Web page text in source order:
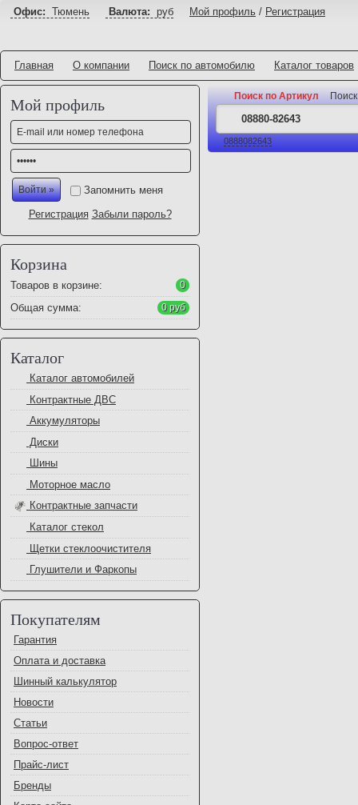
Офис: Тюмень Валюта: руб Мой профиль / Регистрация
Главная О компании Поиск по автомобилю Каталог товаров
Мой профиль
Запомнить меня
Регистрация Забыли пароль?
Корзина
Товаров в корзине: 0
Общая сумма: 0 руб
Каталог
Каталог автомобилей
Контрактные ДВС
Аккумуляторы
Диски
Шины
Моторное масло
Контрактные запчасти
Каталог стекол
Щетки стеклоочистителя
Глушители и Фаркопы
Покупателям
Гарантия
Оплата и доставка
Шинный калькулятор
Новости
Статьи
Вопрос-ответ
Прайс-лист
Бренды
Поиск по Артикул
0888082643